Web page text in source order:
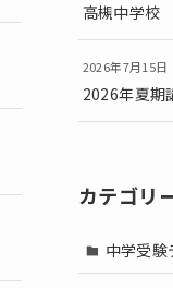
高槻中学
2026年7月15日
2026年夏期
カテゴリ
中学受験